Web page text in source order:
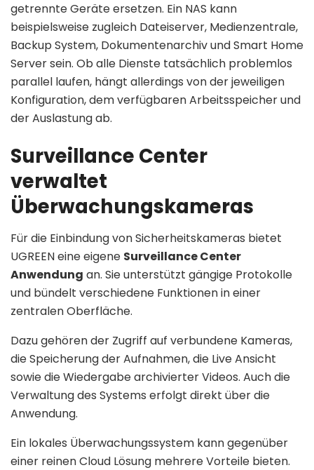
getrennte Geräte ersetzen. Ein NAS kann
beispielsweise zugleich Dateiserver, Medienzentrale,
Backup System, Dokumentenarchiv und Smart Home
Server sein. Ob alle Dienste tatsächlich problemlos
parallel laufen, hängt allerdings von der jeweiligen
Konfiguration, dem verfügbaren Arbeitsspeicher und
der Auslastung ab.
Surveillance Center
verwaltet
Überwachungskameras
Für die Einbindung von Sicherheitskameras bietet
UGREEN eine eigene Surveillance Center
Anwendung an. Sie unterstützt gängige Protokolle
und bündelt verschiedene Funktionen in einer
zentralen Oberfläche.
Dazu gehören der Zugriff auf verbundene Kameras,
die Speicherung der Aufnahmen, die Live Ansicht
sowie die Wiedergabe archivierter Videos. Auch die
Verwaltung des Systems erfolgt direkt über die
Anwendung.
Ein lokales Überwachungssystem kann gegenüber
einer reinen Cloud Lösung mehrere Vorteile bieten.